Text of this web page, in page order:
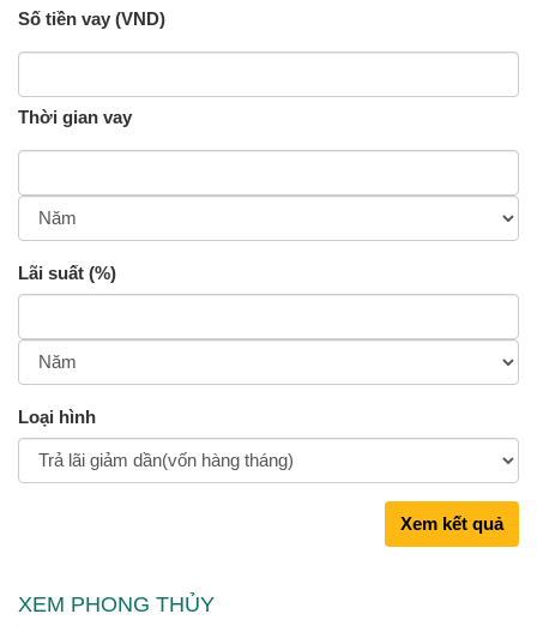
Số tiền vay (VND)
Thời gian vay
Lãi suất (%)
Loại hình
Xem kết quả
XEM PHONG THỦY